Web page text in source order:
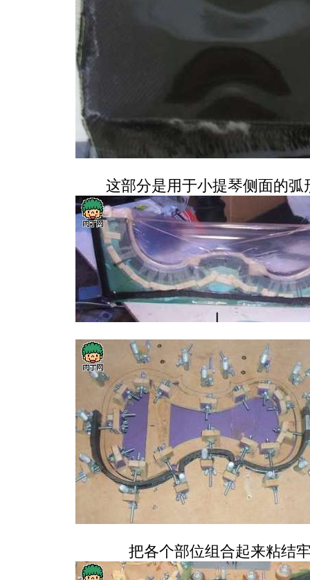
这部分是用于小提琴侧面的弧
把各个部位组合起来粘结